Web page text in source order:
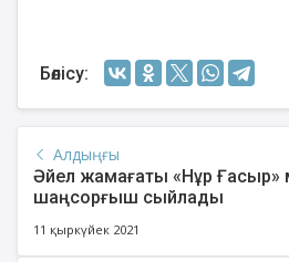
Бөлісу:
Алдыңғы
Әйел жамағаты «Нұр Ғасыр»
шаңсорғыш сыйлады
11 қыркүйек 2021